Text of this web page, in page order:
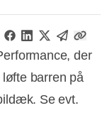
der
barren på
Se evt.